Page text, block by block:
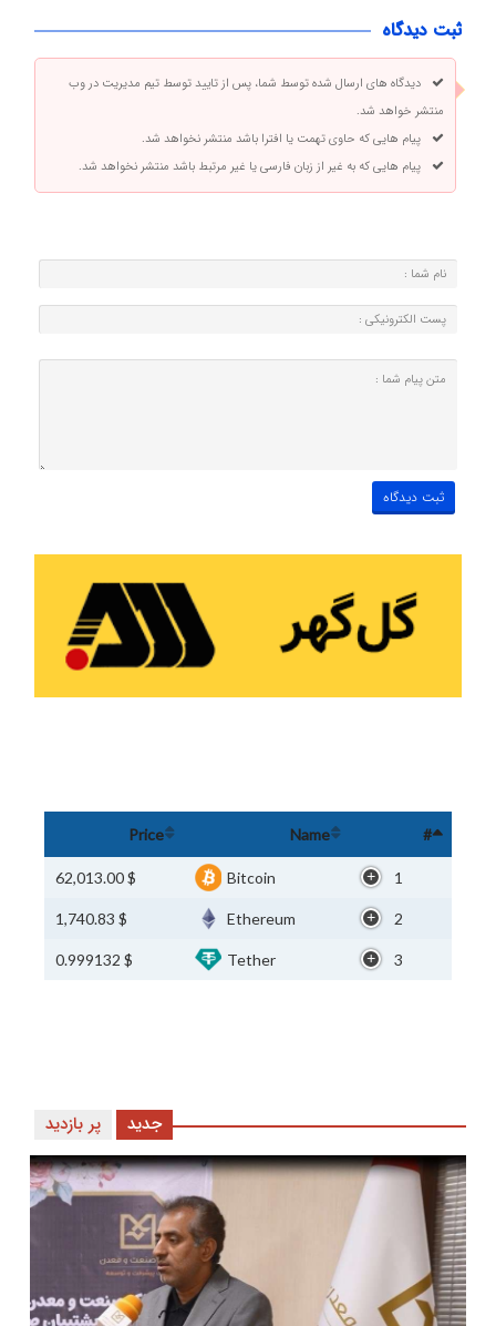
ثبت دیدگاه
دیدگاه های ارسال شده توسط شما، پس از تایید توسط تیم مدیریت در وب
منتشر خواهد شد.
پیام هایی که حاوی تهمت یا افترا باشد منتشر نخواهد شد.
پیام هایی که به غیر از زبان فارسی یا غیر مرتبط باشد منتشر نخواهد شد.
#
Name
Price
1
Bitcoin
$ 62,013.00
2
Ethereum
$ 1,740.83
3
Tether
$ 0.999132
پر بازدید جدید